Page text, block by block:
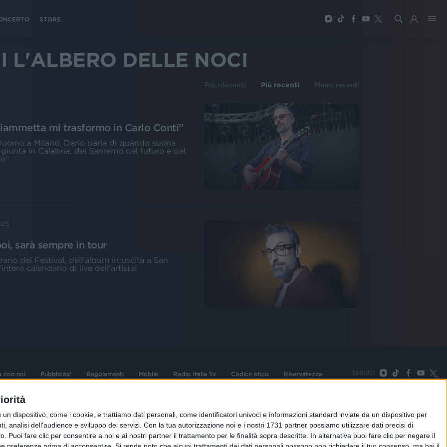
dispositivo, come i cookie, e trattiamo dati personali, come identificatori univoci e informazioni standard inviate da un dispositivo per
analisi dell'audience e sviluppo dei servizi. Con la tua autorizzazione noi e i nostri 1731 partner possiamo utilizzare dati precisi di
Puoi fare clic per consentire a noi e ai nostri partner il trattamento per le finalità sopra descritte. In alternativa puoi fare clic per negare il
STORE
L'ALBERO DELLE NOCI
Più rilevanti Più recenti Meno recenti
mi trasformo in Carlo Conti”
a Milano, Dario parla di quando suona
in Calabria, dei Sanremo del futuro e del
”
sarà sempre in tour
del Festival, dell’album in uscita a San
calendario di live dell’artista!
con noi Pubblicita' Regolamenti Mobile Radio Italia Tv Codice etico Riservatezza SEGUICI
dell'ingegno
d'autore e dei diritti
e n° iscrizione
Sede Amministrativa: Viale Europa 49, 20093 Cologno Monzese (Mi) |Tel. +39 02 254441 | Fax +39
02 25444220
Sede Legale: Via Savona 97, 20144 Milano
TORNA SU